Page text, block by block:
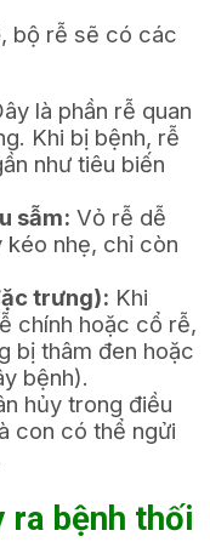
, bộ rễ sẽ có các
là phần rễ quan
Khi bị bệnh, rễ
như tiêu biến
sẫm: Vỏ rễ dễ
kéo nhẹ, chỉ còn
trưng): Khi
chính hoặc cổ rễ,
bị thâm đen hoặc
bệnh).
hủy trong điều
con có thể ngửi
ra bệnh thối